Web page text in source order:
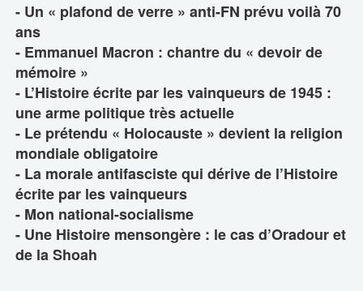
- Un « plafond de verre » anti-FN prévu voilà 70
ans
- Emmanuel Macron : chantre du « devoir de
mémoire »
- L’Histoire écrite par les vainqueurs de 1945 :
une arme politique très actuelle
- Le prétendu « Holocauste » devient la religion
mondiale obligatoire
- La morale antifasciste qui dérive de l’Histoire
écrite par les vainqueurs
- Mon national-socialisme
- Une Histoire mensongère : le cas d’Oradour et
de la Shoah